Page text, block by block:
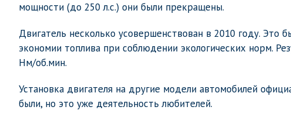
мощности (до 250 л.с.) они были прекращены.
Двигатель несколько усовершенствован в 2010 году. Это
экономии топлива при соблюдении экологических норм.
Нм/об.мин.
Установка двигателя на другие модели автомобилей
были, но это уже деятельность любителей.